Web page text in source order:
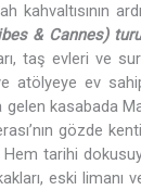
kahvaltısının
& Cannes)
taş evleri ve
atölyeye ev
kasabada
gözde
tarihi
eski limanı